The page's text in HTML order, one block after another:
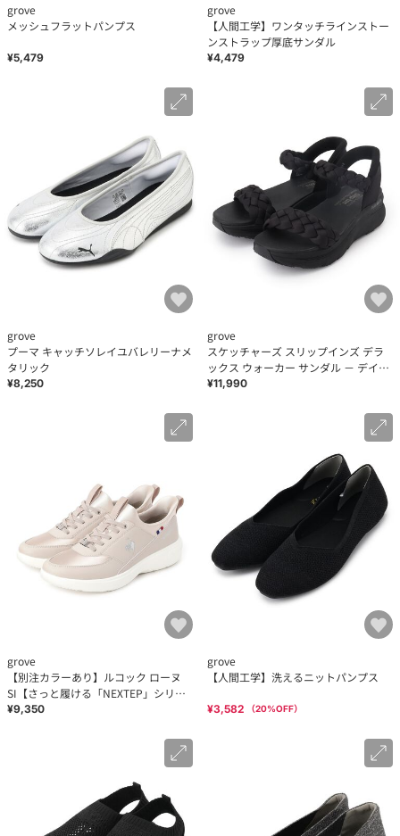
grove
メッシュフラットパンプス
¥5,479
grove
【人間工学】ワンタッチラインストー
ンストラップ厚底サンダル
¥4,479
grove
プーマ キャッチソレイユバレリーナメ
タリック
¥8,250
grove
スケッチャーズ スリップインズ デラ
ックス ウォーカー サンダル － デイリ
ー ツイスト！
¥11,990
grove
【別注カラーあり】ルコック ローヌ
SI【さっと履ける「NEXTEP」シリー
ズ】別注カラー
¥9,350
grove
【人間工学】洗えるニットパンプス
¥3,582 （20%OFF）